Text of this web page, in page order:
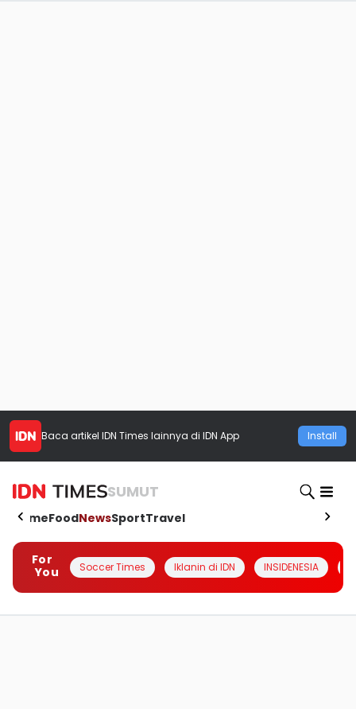
Baca artikel IDN Times lainnya di IDN App Install
SUMUT
HomeFoodNewsSportTravel
For
You
Soccer Times Iklanin di IDN INSIDENESIA